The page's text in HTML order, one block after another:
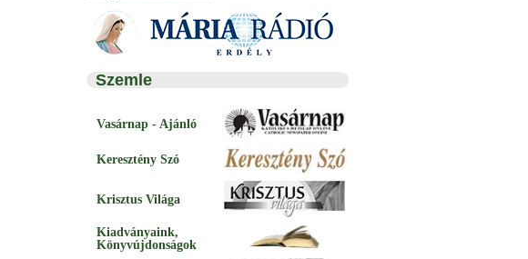
Szemle
Vasárnap - Ajánló
Keresztény Szó
Krisztus Világa
Kiadványaink,
Könyvújdonságok